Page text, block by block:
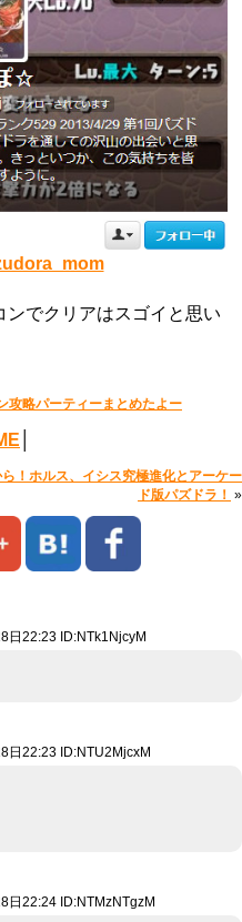
でクリアはスゴイと思い
攻略パーティーまとめたよー
！ホルス、イシス究極進化とアーケー
ド版パズドラ！ »
日22:23 ID:NTk1NjcyM
日22:23 ID:NTU2MjcxM
日22:24 ID:NTMzNTgzM